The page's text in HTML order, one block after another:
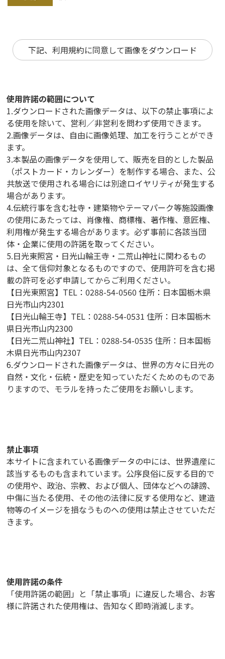
下記、利用規約に同意して画像をダウンロード
使用許諾の範囲について
1.ダウンロードされた画像データは、以下の禁止事項によ
る使用を除いて、営利／非営利を問わず使用できます。
2.画像データは、自由に画像処理、加工を行うことができ
ます。
3.本製品の画像データを使用して、販売を目的とした製品
（ポストカード・カレンダー）を制作する場合、また、公
共放送で使用される場合には別途ロイヤリティが発生する
場合があります。
4.伝統行事を含む社寺・建築物やテーマパーク等施設画像
の使用にあたっては、肖像権、商標権、著作権、意匠権、
利用権が発生する場合があります。必ず事前に各該当団
体・企業に使用の許諾を取ってください。
5.日光東照宮・日光山輪王寺・二荒山神社に関わるもの
は、全て信仰対象となるものですので、使用許可を含む掲
載の許可を必ず申請してからご利用ください。
【日光東照宮】TEL：0288-54-0560 住所：日本国栃木県
日光市山内2301
【日光山輪王寺】TEL：0288-54-0531 住所：日本国栃木
県日光市山内2300
【日光二荒山神社】TEL：0288-54-0535 住所：日本国栃
木県日光市山内2307
6.ダウンロードされた画像データは、世界の方々に日光の
自然・文化・伝統・歴史を知っていただくためのものであ
りますので、モラルを持ったご使用をお願いします。
禁止事項
本サイトに含まれている画像データの中には、世界遺産に
該当するものも含まれています。公序良俗に反する目的で
の使用や、政治、宗教、および個人、団体などへの誹謗、
中傷に当たる使用、その他の法律に反する使用など、建造
物等のイメージを損なうものへの使用は禁止させていただ
きます。
使用許諾の条件
「使用許諾の範囲」と「禁止事項」に違反した場合、お客
様に許諾された使用権は、告知なく即時消滅します。